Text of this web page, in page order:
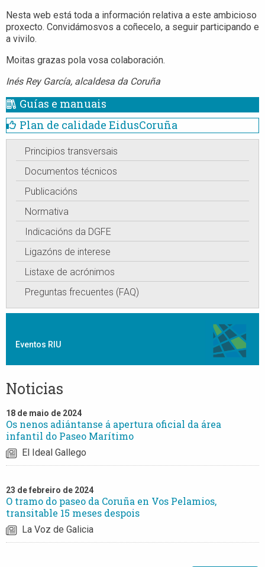
Nesta web está toda a información relativa a este ambicioso
proxecto. Convidámosvos a coñecelo, a seguir participando e
a vivilo.
Moitas grazas pola vosa colaboración.
Inés Rey García, alcaldesa da Coruña
Guías e manuais
Plan de calidade EidusCoruña
Principios transversais
Documentos técnicos
Publicacións
Normativa
Indicacións da DGFE
Ligazóns de interese
Listaxe de acrónimos
Preguntas frecuentes (FAQ)
Eventos RIU
Noticias
18 de maio de 2024
Os nenos adiántanse á apertura oficial da área
infantil do Paseo Marítimo
El Ideal Gallego
23 de febreiro de 2024
O tramo do paseo da Coruña en Vos Pelamios,
transitable 15 meses despois
La Voz de Galicia